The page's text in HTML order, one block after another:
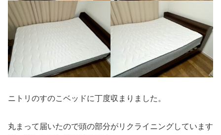
ニトリのすのこベッドに丁度収まりました。
丸まって届いたので頭の部分がリクライニングしています